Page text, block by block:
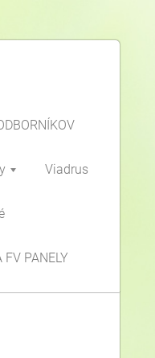
Viadrus
FV PANELY